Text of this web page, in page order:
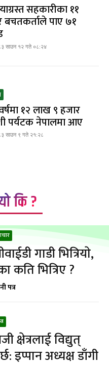
सहकारीका ११
बचतकर्ताले पाए ७१
साउन १२ गते ०८:२४
१२ लाख ९ हजार
पर्यटक नेपालमा आए
साउन ९ गते २१:२८
कि ?
गाडी भित्रियाे,
कति भित्रिए ?
पत्र
क्षेत्रलाई विद्युत्
इप्पान अध्यक्ष डाँगी